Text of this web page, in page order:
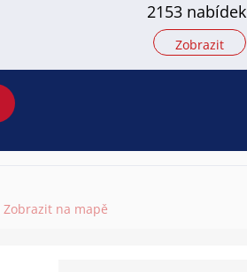
2153 nabídek
Zobrazit
Zobrazit na mapě